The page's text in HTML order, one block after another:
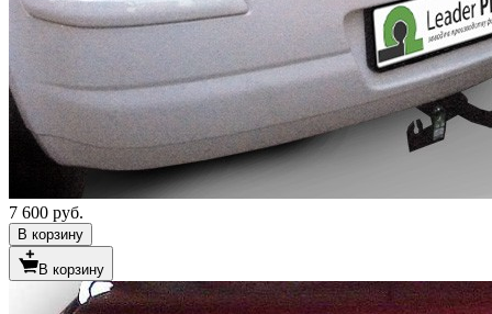
7 600 руб.
В корзину
В корзину